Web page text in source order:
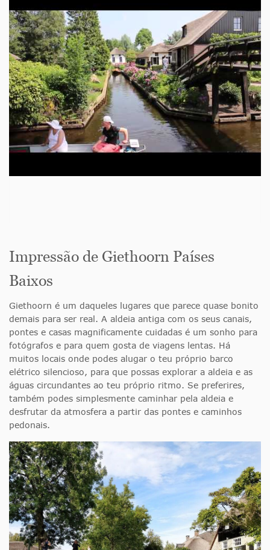
Impressão de Giethoorn Países
Baixos
Giethoorn é um daqueles lugares que parece quase bonito
demais para ser real. A aldeia antiga com os seus canais,
pontes e casas magnificamente cuidadas é um sonho para
fotógrafos e para quem gosta de viagens lentas. Há
muitos locais onde podes alugar o teu próprio barco
elétrico silencioso, para que possas explorar a aldeia e as
águas circundantes ao teu próprio ritmo. Se preferires,
também podes simplesmente caminhar pela aldeia e
desfrutar da atmosfera a partir das pontes e caminhos
pedonais.